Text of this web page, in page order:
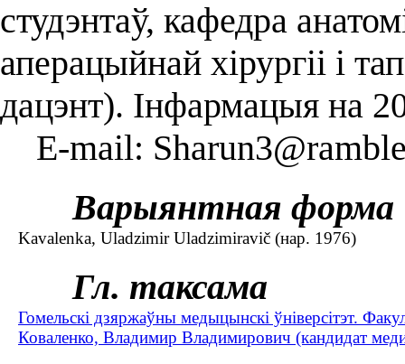
студэнтаў, кафедра
аперацыйнай хірургіі і
дацэнт). Інфармацыя на
E-mail:
Варыянтная форма
Kavalenka, Uladzіmіr Uladzіmіravіč (нар. 1976)
Гл. таксама
Гомельскі дзяржаўны медыцынскі ўніверсітэт.
Коваленко, Владимир Владимирович (кандидат